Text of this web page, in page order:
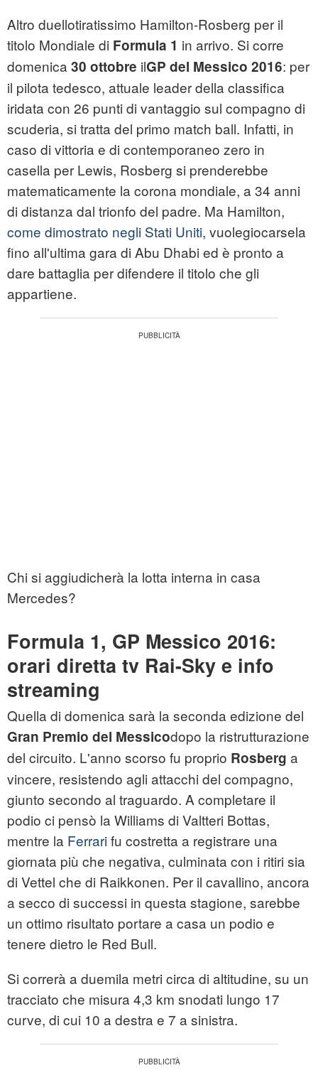
Altro duellotiratissimo Hamilton-Rosberg per il
titolo Mondiale di Formula 1 in arrivo. Si corre
domenica 30 ottobre ilGP del Messico 2016: per
il pilota tedesco, attuale leader della classifica
iridata con 26 punti di vantaggio sul compagno di
scuderia, si tratta del primo match ball. Infatti, in
caso di vittoria e di contemporaneo zero in
casella per Lewis, Rosberg si prenderebbe
matematicamente la corona mondiale, a 34 anni
di distanza dal trionfo del padre. Ma Hamilton,
come dimostrato negli Stati Uniti, vuolegiocarsela
fino all'ultima gara di Abu Dhabi ed è pronto a
dare battaglia per difendere il titolo che gli
appartiene.
Chi si aggiudicherà la lotta interna in casa
Mercedes?
Formula 1, GP Messico 2016:
orari diretta tv Rai-Sky e info
streaming
Quella di domenica sarà la seconda edizione del
Gran Premio del Messicodopo la ristrutturazione
del circuito. L'anno scorso fu proprio Rosberg a
vincere, resistendo agli attacchi del compagno,
giunto secondo al traguardo. A completare il
podio ci pensò la Williams di Valtteri Bottas,
mentre la Ferrarifu costretta a registrare una
giornata più che negativa, culminata con i ritiri sia
di Vettel che di Raikkonen. Per il cavallino, ancora
a secco di successi in questa stagione, sarebbe
un ottimo risultato portare a casa un podio e
tenere dietro le Red Bull.
Si correrà a duemila metri circa di altitudine, su un
tracciato che misura 4,3 km snodati lungo 17
curve, di cui 10 a destra e 7 a sinistra.